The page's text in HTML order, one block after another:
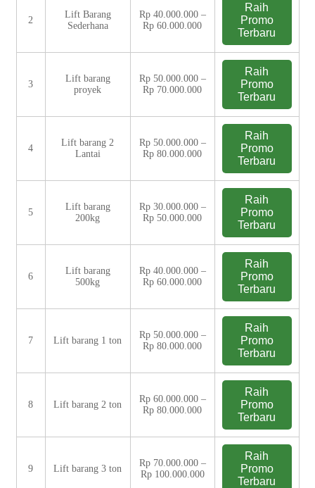
2
Lift Barang
Sederhana
Rp 40.000.000 –
Rp 60.000.000
Raih
Promo
Terbaru
3
Lift barang
proyek
Rp 50.000.000 –
Rp 70.000.000
Raih
Promo
Terbaru
4
Lift barang 2
Lantai
Rp 50.000.000 –
Rp 80.000.000
Raih
Promo
Terbaru
5
Lift barang
200kg
Rp 30.000.000 –
Rp 50.000.000
Raih
Promo
Terbaru
6
Lift barang
500kg
Rp 40.000.000 –
Rp 60.000.000
Raih
Promo
Terbaru
7 Lift barang 1 ton
Rp 50.000.000 –
Rp 80.000.000
Raih
Promo
Terbaru
8 Lift barang 2 ton
Rp 60.000.000 –
Rp 80.000.000
Raih
Promo
Terbaru
9 Lift barang 3 ton
Rp 70.000.000 –
Rp 100.000.000
Raih
Promo
Terbaru